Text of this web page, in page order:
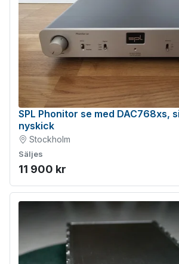
SPL Phonitor se med DAC768xs,
nyskick
Stockholm
Säljes
11 900 kr